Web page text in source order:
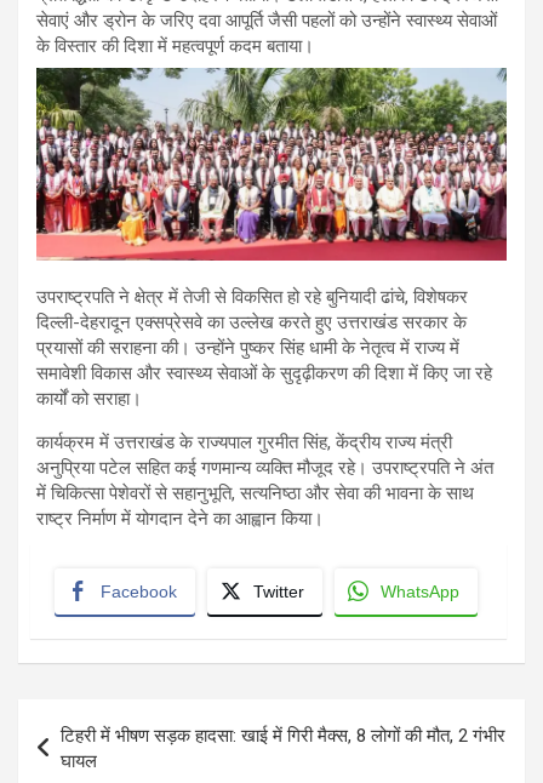
सेवाएं और ड्रोन के जरिए दवा आपूर्ति जैसी पहलों को उन्होंने स्वास्थ्य सेवाओं
के विस्तार की दिशा में महत्वपूर्ण कदम बताया।
उपराष्ट्रपति ने क्षेत्र में तेजी से विकसित हो रहे बुनियादी ढांचे, विशेषकर
दिल्ली-देहरादून एक्सप्रेसवे का उल्लेख करते हुए उत्तराखंड सरकार के
प्रयासों की सराहना की। उन्होंने पुष्कर सिंह धामी के नेतृत्व में राज्य में
समावेशी विकास और स्वास्थ्य सेवाओं के सुदृढ़ीकरण की दिशा में किए जा रहे
कार्यों को सराहा।
कार्यक्रम में उत्तराखंड के राज्यपाल गुरमीत सिंह, केंद्रीय राज्य मंत्री
अनुप्रिया पटेल सहित कई गणमान्य व्यक्ति मौजूद रहे। उपराष्ट्रपति ने अंत
में चिकित्सा पेशेवरों से सहानुभूति, सत्यनिष्ठा और सेवा की भावना के साथ
राष्ट्र निर्माण में योगदान देने का आह्वान किया।
Facebook Twitter WhatsApp
Post
navigation
टिहरी में भीषण सड़क हादसा: खाई में गिरी मैक्स, 8 लोगों की मौत, 2 गंभीर
घायल